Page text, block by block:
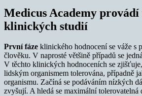
Medicus Academy provádí
klinických studií
První fáze klinického hodnocení se váže s
člověku. V naprosté většině případů se
V těchto klinických hodnoceních se
lidským organismem tolerována, případně
organismu. Začíná se podáváním nízkých
zvyšují. A hledá se maximální tolerovatelná